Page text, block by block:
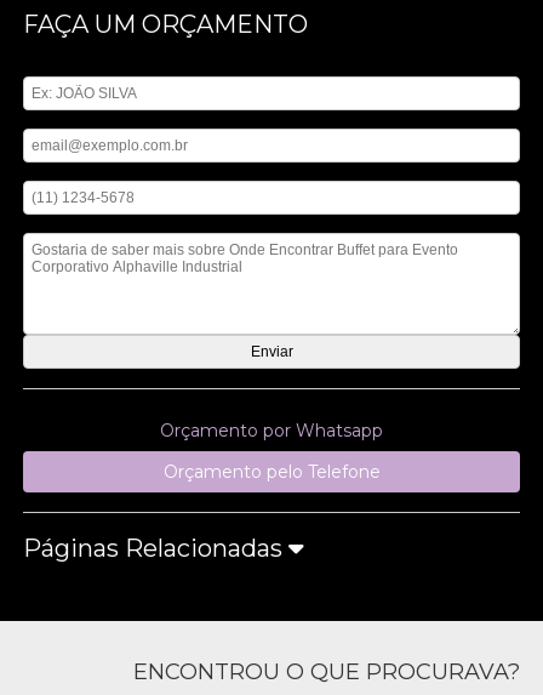
FAÇA UM ORÇAMENTO
Orçamento por Whatsapp
Orçamento pelo Telefone
Páginas Relacionadas
ENCONTROU O QUE PROCURAVA?